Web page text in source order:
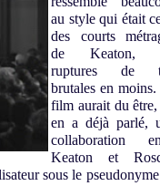
au style qui était
des courts
de Keaton,
ruptures de
brutales en
film aurait du être,
en a déjà parlé,
collaboration
Keaton et
sous le